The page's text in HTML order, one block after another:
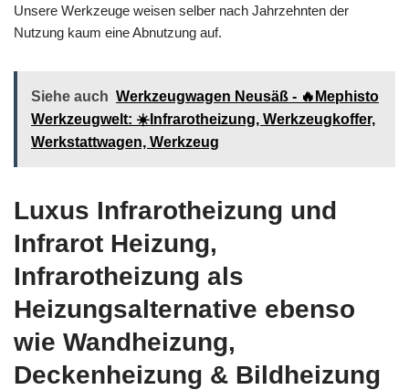
Unsere Werkzeuge weisen selber nach Jahrzehnten der
Nutzung kaum eine Abnutzung auf.
Siehe auch Werkzeugwagen Neusäß - 🔥Mephisto
Werkzeugwelt: ☀️Infrarotheizung, Werkzeugkoffer,
Werkstattwagen, Werkzeug
Luxus Infrarotheizung und
Infrarot Heizung,
Infrarotheizung als
Heizungsalternative ebenso
wie Wandheizung,
Deckenheizung & Bildheizung